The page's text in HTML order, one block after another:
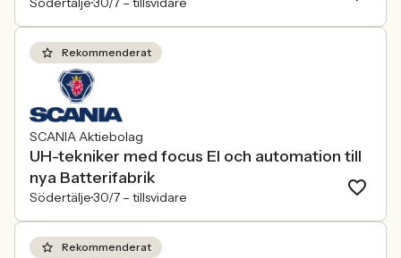
Rekommenderat
SCANIA Aktiebolag
UH-tekniker med focus El och automation till
nya Batterifabrik
Södertälje30/7 – tillsvidare
Rekommenderat